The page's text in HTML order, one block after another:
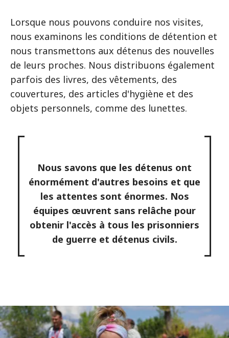
Lorsque nous pouvons conduire nos visites,
nous examinons les conditions de détention et
nous transmettons aux détenus des nouvelles
de leurs proches. Nous distribuons également
parfois des livres, des vêtements, des
couvertures, des articles d'hygiène et des
objets personnels, comme des lunettes.
Nous savons que les détenus ont
énormément d'autres besoins et que
les attentes sont énormes. Nos
équipes œuvrent sans relâche pour
obtenir l'accès à tous les prisonniers
de guerre et détenus civils.